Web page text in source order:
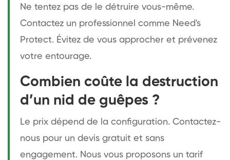
Ne tentez pas de le détruire vous-même.
Contactez un professionnel comme Need's
Protect. Évitez de vous approcher et prévenez
votre entourage.
Combien coûte la destruction
d’un nid de guêpes ?
Le prix dépend de la configuration. Contactez-
nous pour un devis gratuit et sans
engagement. Nous vous proposons un tarif